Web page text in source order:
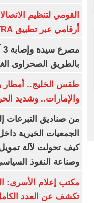
القومي لتنظيم
أرقامي عبر تطبيق My NTRA
بالطريق الصحراوى
طقس الخليج.. أمطار
والإمارات.. وشديد
من صناديق التبرعات
الجمعيات الخيرية
كيف تحولت لآلة
وصناعة النفوذ
مكتب إعلام الأسرى:
تكشف عن العدد